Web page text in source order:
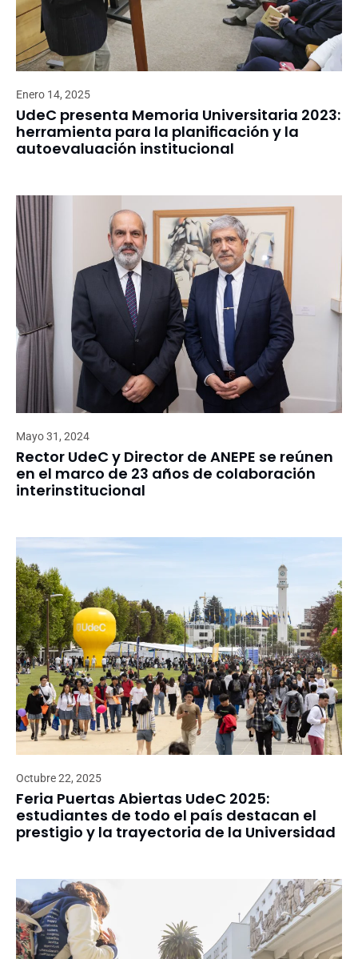
Enero 14, 2025
UdeC presenta Memoria Universitaria 2023:
herramienta para la planificación y la
autoevaluación institucional
Mayo 31, 2024
Rector UdeC y Director de ANEPE se reúnen
en el marco de 23 años de colaboración
interinstitucional
Octubre 22, 2025
Feria Puertas Abiertas UdeC 2025:
estudiantes de todo el país destacan el
prestigio y la trayectoria de la Universidad